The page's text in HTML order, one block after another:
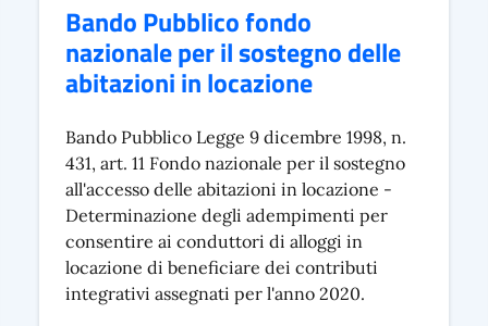
Bando Pubblico fondo
nazionale per il sostegno delle
abitazioni in locazione
Bando Pubblico Legge 9 dicembre 1998, n.
431, art. 11 Fondo nazionale per il sostegno
all'accesso delle abitazioni in locazione -
Determinazione degli adempimenti per
consentire ai conduttori di alloggi in
locazione di beneficiare dei contributi
integrativi assegnati per l'anno 2020.